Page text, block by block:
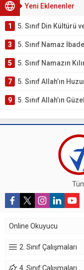
Yeni Eklenenler
1 5. Sınıf Din Kültürü ve Ahlak Bilgisi 2. Ünite: Namaz
3 5. Sınıf Namaz İbadetinin Getirdiği
5 5. Sınıf Namazın Kılınışı Testi
7 5. Sınıf Allah’ın Huzurunda Olmak –
9 5. Sınıf Allah’ın Güzel İsimleri
Online Okuyucu
2. Sınıf Çalışmaları
4. Sınıf Çalışmaları